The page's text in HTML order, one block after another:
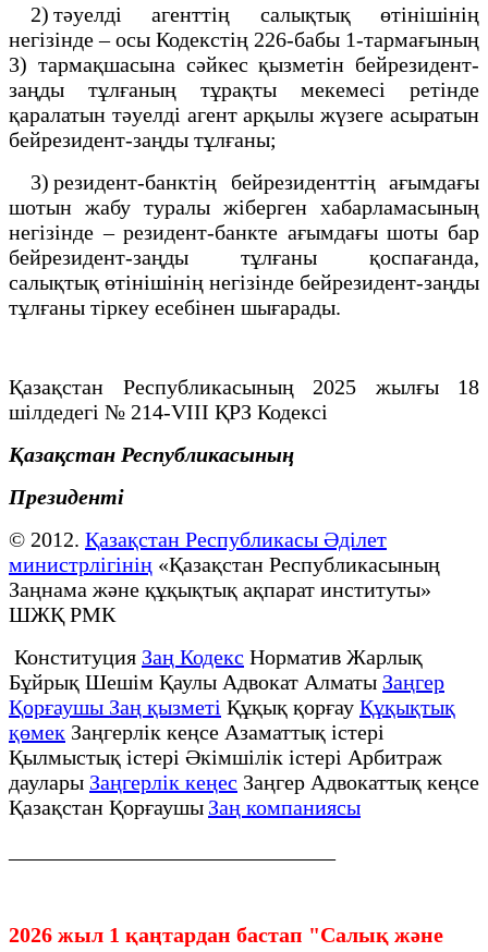
2) тәуелді агенттің салықтық өтінішінің
негізінде – осы Кодекстің 226-бабы 1-тармағының
3) тармақшасына сәйкес қызметін бейрезидент-
заңды тұлғаның тұрақты мекемесі ретінде
қаралатын тәуелді агент арқылы жүзеге асыратын
бейрезидент-заңды тұлғаны;
3) резидент-банктің бейрезиденттің ағымдағы
шотын жабу туралы жіберген хабарламасының
негізінде – резидент-банкте ағымдағы шоты бар
бейрезидент-заңды тұлғаны қоспағанда,
салықтық өтінішінің негізінде бейрезидент-заңды
тұлғаны тіркеу есебінен шығарады.
Қазақстан Республикасының 2025 жылғы 18
шiлдедегi № 214-VIII ҚРЗ Кодексі
Қазақстан Республикасының
Президенті
© 2012. Қазақстан Республикасы Әділет
министрлігінің «Қазақстан Республикасының
Заңнама және құқықтық ақпарат институты»
ШЖҚ РМК
Конституция Заң Кодекс Норматив Жарлық
Бұйрық Шешім Қаулы Адвокат Алматы Заңгер
Қорғаушы Заң қызметі Құқық қорғау Құқықтық
қөмек Заңгерлік кеңсе Азаматтық істері
Қылмыстық істері Әкімшілік істері Арбитраж
даулары Заңгерлік кеңес Заңгер Адвокаттық кеңсе
Қазақстан Қорғаушы Заң компаниясы
2026 жыл 1 қаңтардан бастап "Салық және